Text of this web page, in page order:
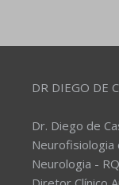
DR DIEGO DE
Dr. Diego de
Neurofisiologia
Neurologia -